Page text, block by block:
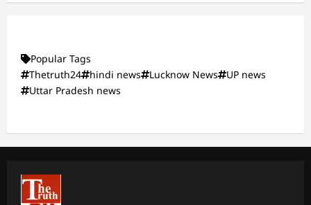
Popular Tags
Thetruth24
hindi news Lucknow News
UP news
Uttar Pradesh news